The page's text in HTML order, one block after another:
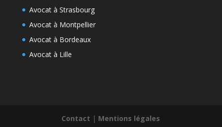
Avocat à Strasbourg
Avocat à Montpellier
Avocat à Bordeaux
Avocat à Lille
Contact | Mentions légales